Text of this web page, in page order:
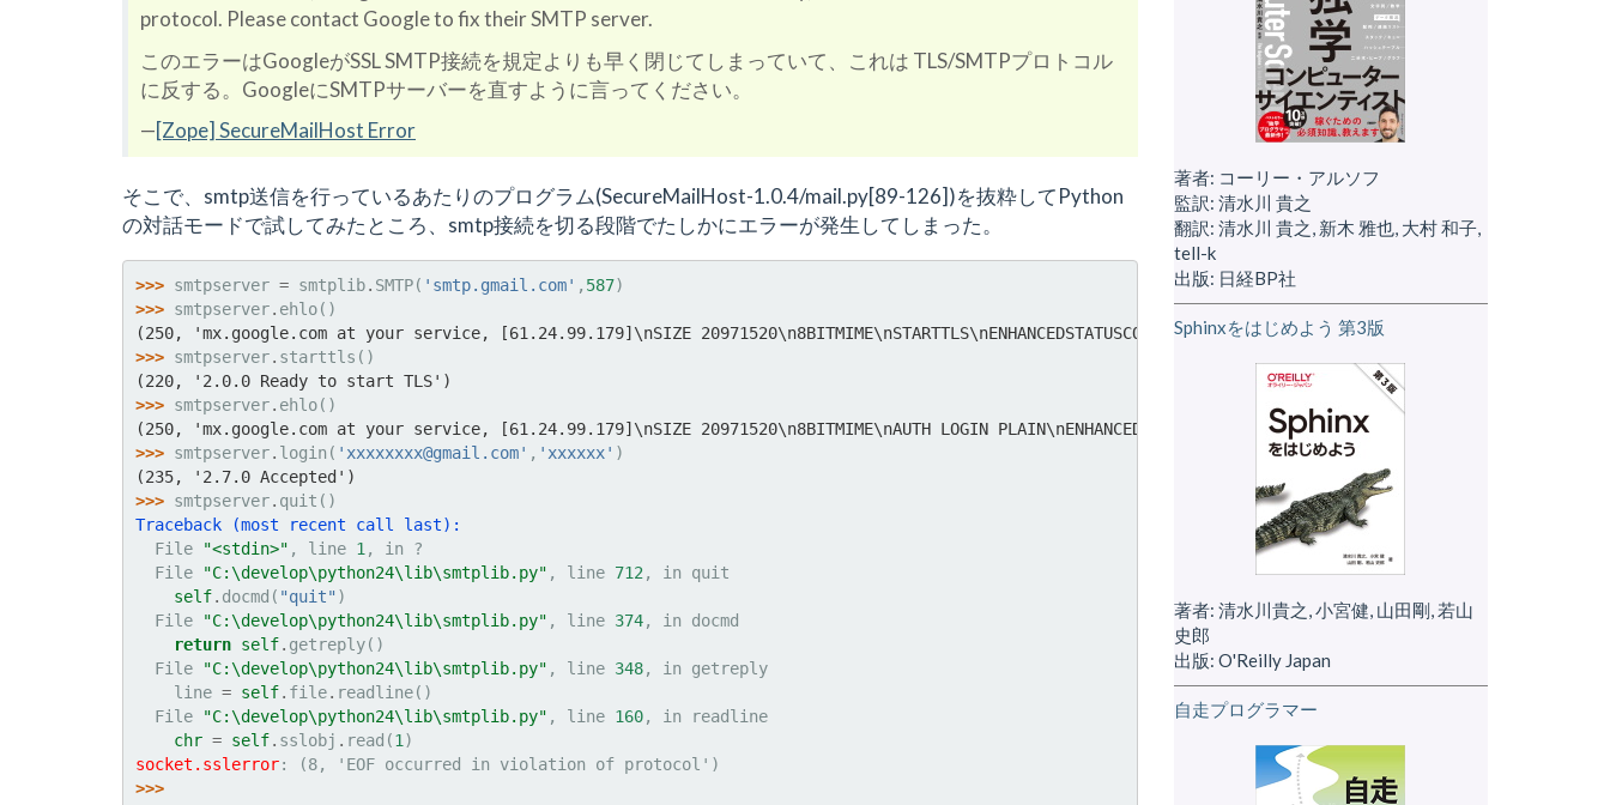
protocol. Please contact Google to fix their SMTP server.
このエラーはGoogleがSSL SMTP接続を規定よりも早く閉じてしまっていて、これは TLS/SMTPプロトコル
に反する。GoogleにSMTPサーバーを直すように言ってください。
—[Zope] SecureMailHost Error
そこで、smtp送信を行っているあたりのプログラム(SecureMailHost-1.0.4/mail.py[89-126])を抜粋してPython
の対話モードで試してみたところ、smtp接続を切る段階でたしかにエラーが発生してしまった。
>>> smtpserver = smtplib. SMTP( 'smtp.gmail.com' , 587)
>>> smtpserver. ehlo()
(250, 'mx.google.com at your service, [61.24.99.179]\nSIZE 20971520\n8BITMIME\nSTARTTLS\nENHANCEDSTATUSCODES')
>>> smtpserver. starttls ()
(220, '2.0.0 Ready to start TLS')
>>> smtpserver. ehlo()
(250, 'mx.google.com at your service, [61.24.99.179]\nSIZE 20971520\n8BITMIME\nAUTH LOGIN PLAIN\nENHANCEDSTATUSCODES')
>>> smtpserver. login ( 'xxxxxxxx@gmail.com' , 'xxxxxx' )
(235, '2.7.0 Accepted')
>>> smtpserver. quit ()
Traceback (most recent call last):
  File
"<stdin>" , line 1 , in ?
  File
"C:\develop\python24\lib\smtplib.py" , line 712 , in quit
self. docmd ( "quit" )
  File
"C:\develop\python24\lib\smtplib.py" , line 374, in docmd
return self. getreply()
  File
"C:\develop\python24\lib\smtplib.py" , line 348, in getreply
line = self. file. readline()
  File
"C:\develop\python24\lib\smtplib.py" , line 160, in
readline
chr = self. sslobj . read (1 )
socket.sslerror:
(8, 'EOF occurred in violation of protocol')
>>>
著者: コーリー・アルソフ
監訳: 清水川 貴之
翻訳: 清水川 貴之, 新木 雅也, 大村 和子,
tell-k
出版: 日経BP社
Sphinxをはじめよう 第3版
著者: 清水川貴之, 小宮健, 山田剛, 若山
史郎
出版: O'Reilly Japan
自走プログラマー